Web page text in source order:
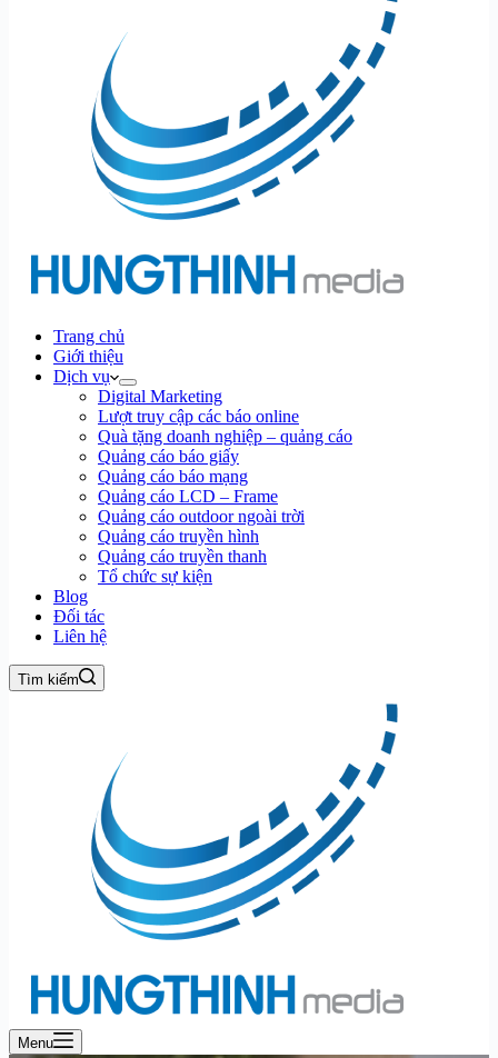
Trang chủ
Giới thiệu
Dịch vụ
Digital Marketing
Lượt truy cập các báo online
Quà tặng doanh nghiệp – quảng cáo
Quảng cáo báo giấy
Quảng cáo báo mạng
Quảng cáo LCD – Frame
Quảng cáo outdoor ngoài trời
Quảng cáo truyền hình
Quảng cáo truyền thanh
Tổ chức sự kiện
Blog
Đối tác
Liên hệ
Tìm kiếm
Menu